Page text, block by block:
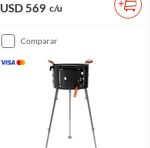
USD 569 c/u
comparar